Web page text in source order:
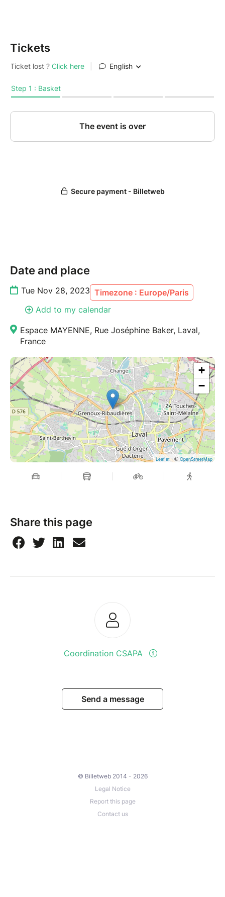
Tickets
Date and place
Tue Nov 28, 2023 Timezone : Europe/Paris
Add to my calendar
Espace MAYENNE, Rue Joséphine Baker, Laval,
France
+
−
Leaflet| ©OpenStreetMap
Share this page
Coordination CSAPA
Send a message
© Billetweb 2014 - 2026
Legal Notice
Report this page
Contact us